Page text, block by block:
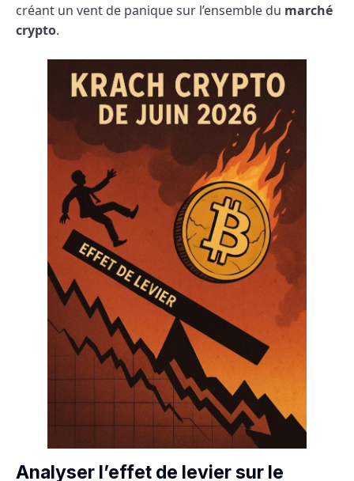
créant un vent de panique sur l’ensemble du marché
crypto.
Analyser l’effet de levier sur le